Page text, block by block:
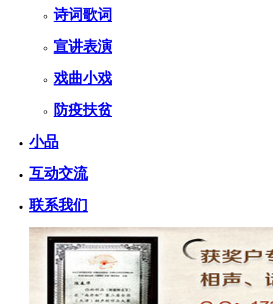
诗词歌词
宣讲表演
戏曲小戏
防疫扶贫
小品
互动交流
联系我们